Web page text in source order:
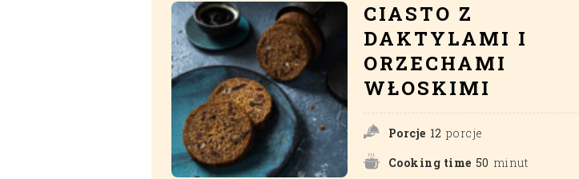
CIASTO Z
DAKTYLAMI I
ORZECHAMI
WŁOSKIMI
Porcje 12 porcje
Cooking time 50 minut